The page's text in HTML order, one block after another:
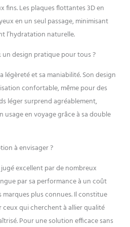
souhaitée. Des dizaines de
millions d'ions : le fer à
lisser Faszin avec 10
millions d'ions
négatifs/cm³ aide à rendre
les cheveux 23% plus
brillants et 28% plus lisses
et à réduire les frisottis.
Vous obtiendrez des
cheveux souples pendant
une longue période.
pour allumer/éteindre la
utiliser : le fer à lisser de 30
x 110 mm de large, 39 %
plus grand que les autres,
couvre plus de surface et
est plus efficace pour les
cheveux épais ou épais. La
fins. Les plaques flottantes 3D en
en un seul passage, minimisant
l’hydratation naturelle.
design pratique pour tous ?
légèreté et sa maniabilité. Son design
confortable, même pour des
léger surprend agréablement,
en voyage grâce à sa double
à envisager ?
excellent par de nombreux
par sa performance à un coût
plus connues. Il constitue
qui cherchent à allier qualité
Pour une solution efficace sans